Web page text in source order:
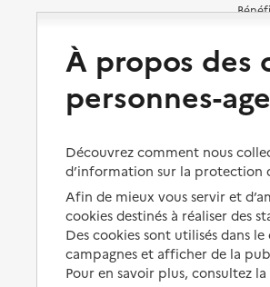
Préserver son autonomie et sa
santé
Les mesures de protection
Les obligations de la famille
À qui s’adresser ?
Les politiques du grand âge
Vivre
Être
Fin
À propos des
personnes-
Découvrez comment nous
d’information sur la protection
Afin de mieux vous servir et
cookies destinés à réaliser des
Des cookies sont utilisés dans
campagnes et afficher de la
Pour en savoir plus, consultez